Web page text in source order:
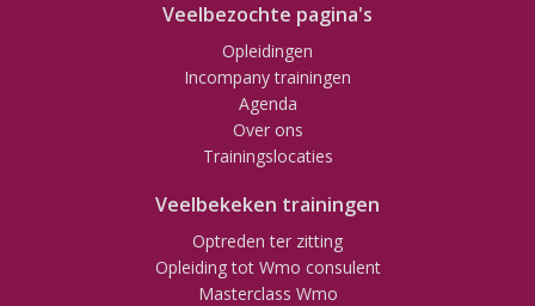
Veelbezochte pagina's
Opleidingen
Incompany trainingen
Agenda
Over ons
Trainingslocaties
Veelbekeken trainingen
Optreden ter zitting
Opleiding tot Wmo consulent
Masterclass Wmo